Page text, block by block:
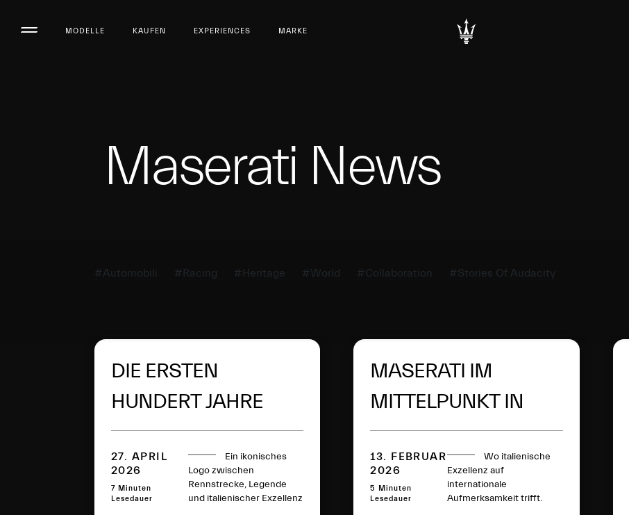
MODELLE KAUFEN EXPERIENCES MARKE
Maserati News
#Automobili #Racing #Heritage #World #Collaboration #Stories Of Audacity
DIE ERSTEN
HUNDERT JAHRE
DES MASERATI
DREIZACKS
27. APRIL
2026
7 Minuten
Lesedauer
Ein ikonisches
Logo zwischen
Rennstrecke, Legende
und italienischer Exzellenz
MASERATI IM
MITTELPUNKT IN
CORTINA
D’AMPEZZO
13. FEBRUAR
2026
5 Minuten
Lesedauer
Wo italienische
Exzellenz auf
internationale
Aufmerksamkeit trifft.